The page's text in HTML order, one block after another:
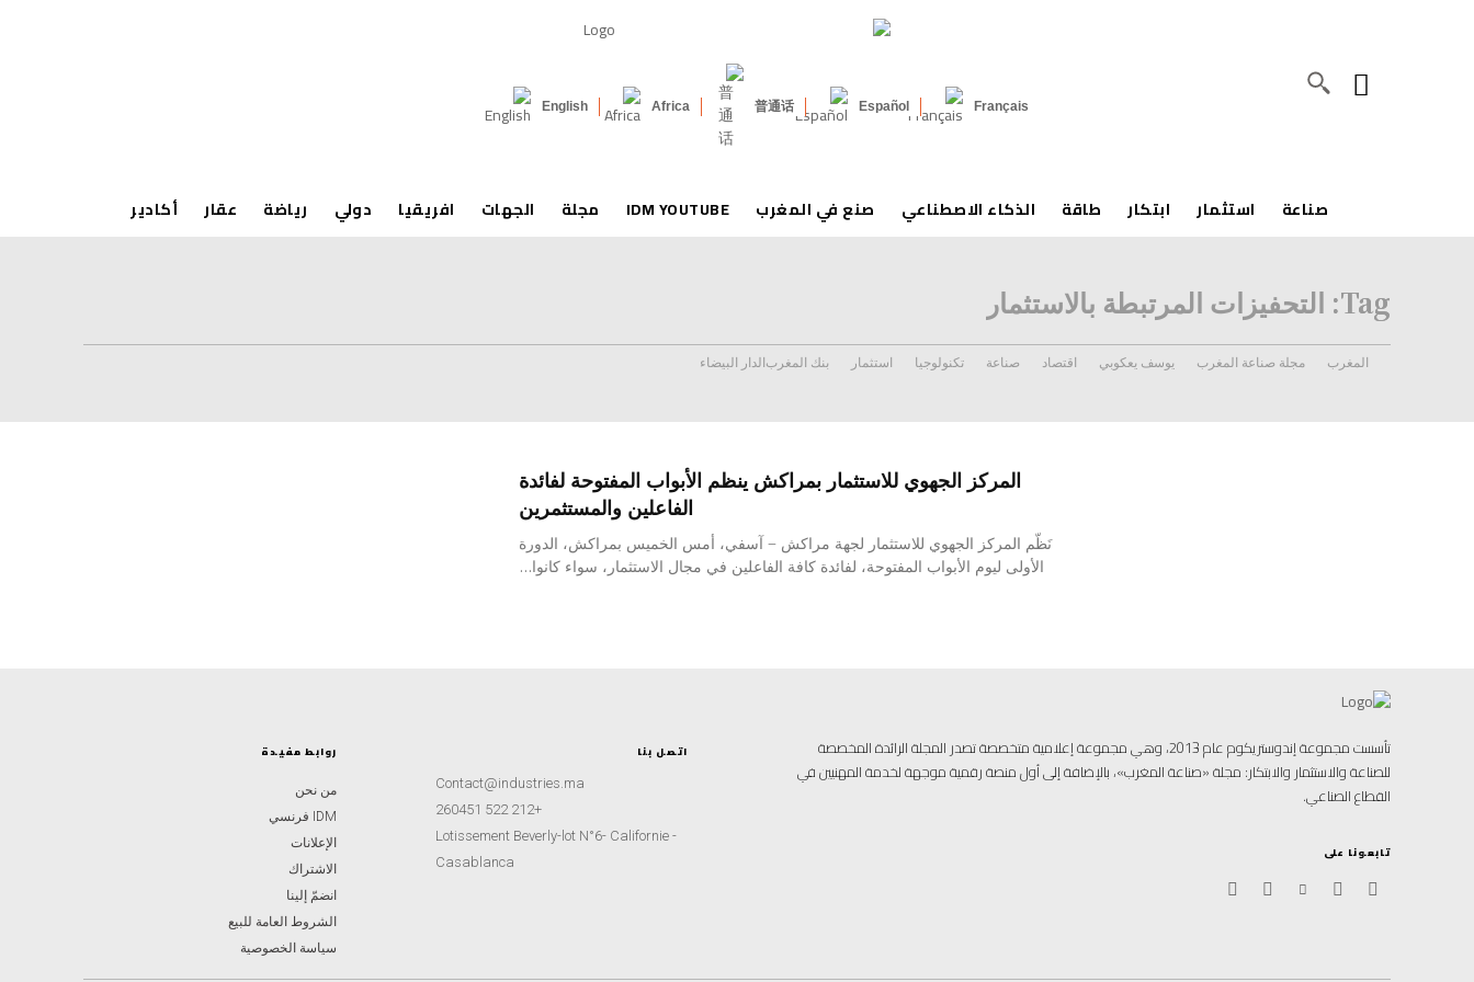
Français
Español
普通话
Africa
English
صناعة استثمار ابتكار طاقة الذكاء الاصطناعي صنع في المغرب IDM YOUTUBE مجلة الجهات افريقيا دولي رياضة عقار أكادير
Tag: التحفيزات المرتبطة بالاستثمار
المغرب مجلة صناعة المغرب يوسف يعكوبي اقتصاد صناعة تكنولوجيا استثمار بنك المغربالدار البيضاء
المركز الجهوي للاستثمار بمراكش ينظم الأبواب المفتوحة لفائدة
الفاعلين والمستثمرين
نَظّم المركز الجهوي للاستثمار لجهة مراكش – آسفي، أمس الخميس بمراكش، الدورة
الأولى ليوم الأبواب المفتوحة، لفائدة كافة الفاعلين في مجال الاستثمار، سواء كانوا...
روابط مفيدة
من نحن
IDM فرنسي
الإعلانات
الاشتراك
انضمّ إلينا
الشروط العامة للبيع
سياسة الخصوصية
اتصل بنا
Contact@industries.ma
+212 522 260451
Lotissement Beverly-lot N°6- Californie -
Casablanca
تأسست مجموعة إندوستريكوم عام 2013، وهي مجموعة إعلامية متخصصة تصدر المجلة الرائدة المخصصة
للصناعة والاستثمار والابتكار: مجلة «صناعة المغرب»، بالإضافة إلى أول منصة رقمية موجهة لخدمة المهنيين في
القطاع الصناعي.
تابعونا على